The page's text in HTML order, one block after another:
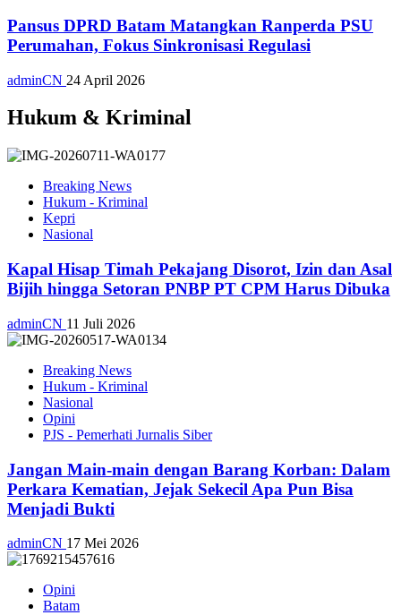
Pansus DPRD Batam Matangkan Ranperda PSU
Perumahan, Fokus Sinkronisasi Regulasi
adminCN 24 April 2026
Hukum & Kriminal
Breaking News
Hukum - Kriminal
Kepri
Nasional
Kapal Hisap Timah Pekajang Disorot, Izin dan Asal
Bijih hingga Setoran PNBP PT CPM Harus Dibuka
adminCN 11 Juli 2026
Breaking News
Hukum - Kriminal
Nasional
Opini
PJS - Pemerhati Jurnalis Siber
Jangan Main-main dengan Barang Korban: Dalam
Perkara Kematian, Jejak Sekecil Apa Pun Bisa
Menjadi Bukti
adminCN 17 Mei 2026
Opini
Batam